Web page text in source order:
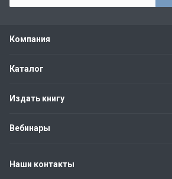
Компания
Каталог
Издать книгу
Вебинары
Наши контакты